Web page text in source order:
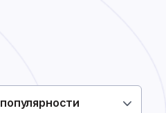
популярности